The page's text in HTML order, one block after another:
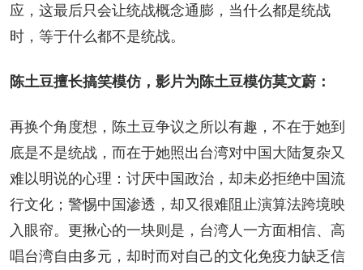
应，这最后只会让统战概念通膨，当什么都是统战
时，等于什么都不是统战。
陈土豆擅长搞笑模仿，影片为陈土豆模仿莫文蔚：
再换个角度想，陈土豆争议之所以有趣，不在于她到
底是不是统战，而在于她照出台湾对中国大陆复杂又
难以明说的心理：讨厌中国政治，却未必拒绝中国流
行文化；警惕中国渗透，却又很难阻止演算法跨境映
入眼帘。更揪心的一块则是，台湾人一方面相信、高
唱台湾自由多元，却时而对自己的文化免疫力缺乏信